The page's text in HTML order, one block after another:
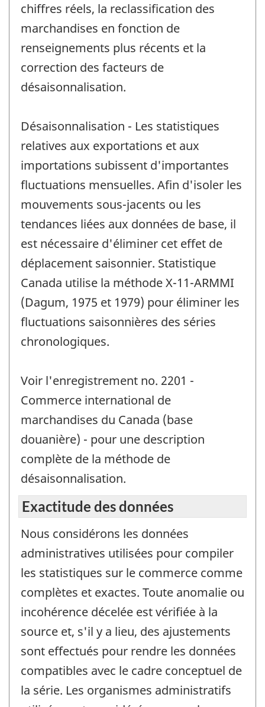
chiffres réels, la reclassification des
marchandises en fonction de
renseignements plus récents et la
correction des facteurs de
désaisonnalisation.
Désaisonnalisation - Les statistiques
relatives aux exportations et aux
importations subissent d'importantes
fluctuations mensuelles. Afin d'isoler les
mouvements sous-jacents ou les
tendances liées aux données de base, il
est nécessaire d'éliminer cet effet de
déplacement saisonnier. Statistique
Canada utilise la méthode X-11-ARMMI
(Dagum, 1975 et 1979) pour éliminer les
fluctuations saisonnières des séries
chronologiques.
Voir l'enregistrement no. 2201 -
Commerce international de
marchandises du Canada (base
douanière) - pour une description
complète de la méthode de
désaisonnalisation.
Exactitude des données
Nous considérons les données
administratives utilisées pour compiler
les statistiques sur le commerce comme
complètes et exactes. Toute anomalie ou
incohérence décelée est vérifiée à la
source et, s'il y a lieu, des ajustements
sont effectués pour rendre les données
compatibles avec le cadre conceptuel de
la série. Les organismes administratifs